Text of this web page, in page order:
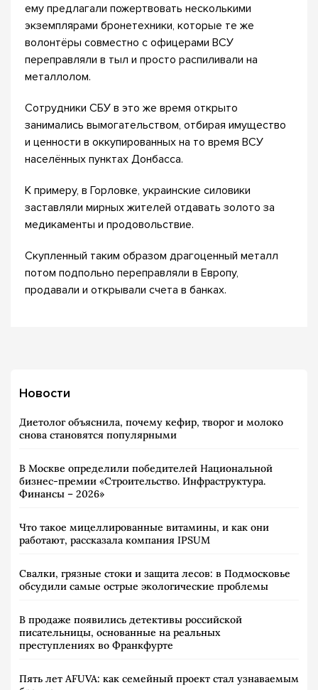
ему предлагали пожертвовать несколькими
экземплярами бронетехники, которые те же
волонтёры совместно с офицерами ВСУ
переправляли в тыл и просто распиливали на
металлолом.
Сотрудники СБУ в это же время открыто
занимались вымогательством, отбирая имущество
и ценности в оккупированных на то время ВСУ
населённых пунктах Донбасса.
К примеру, в Горловке, украинские силовики
заставляли мирных жителей отдавать золото за
медикаменты и продовольствие.
Скупленный таким образом драгоценный металл
потом подпольно переправляли в Европу,
продавали и открывали счета в банках.
Новости
Диетолог объяснила, почему кефир, творог и молоко
снова становятся популярными
В Москве определили победителей Национальной
бизнес-премии «Строительство. Инфраструктура.
Финансы – 2026»
Что такое мицеллированные витамины, и как они
работают, рассказала компания IPSUM
Свалки, грязные стоки и защита лесов: в Подмосковье
обсудили самые острые экологические проблемы
В продаже появились детективы российской
писательницы, основанные на реальных
преступлениях во Франкфурте
Пять лет AFUVA: как семейный проект стал узнаваемым